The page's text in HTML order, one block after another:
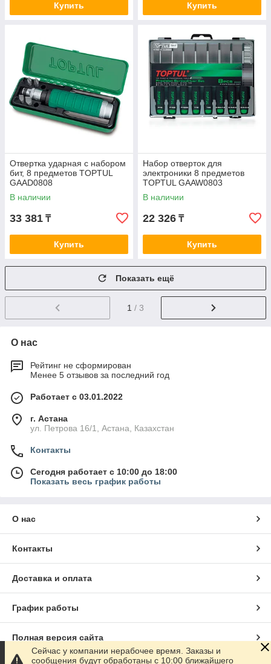
Купить Купить
Отвертка ударная с набором
бит, 8 предметов TOPTUL
GAAD0808
В наличии
33 381 ₸
Купить
Набор отверток для
электроники 8 предметов
TOPTUL GAAW0803
В наличии
22 326 ₸
Купить
Показать ещё
1 / 3
О нас
Рейтинг не сформирован
Менее 5 отзывов за последний год
Работает с 03.01.2022
г. Астана
ул. Петрова 16/1, Астана, Казахстан
Контакты
Сегодня работает с 10:00 до 18:00
Показать весь график работы
О нас
Контакты
Доставка и оплата
График работы
Полная версия сайта
Сейчас у компании нерабочее время. Заказы и
сообщения будут обработаны с 10:00 ближайшего